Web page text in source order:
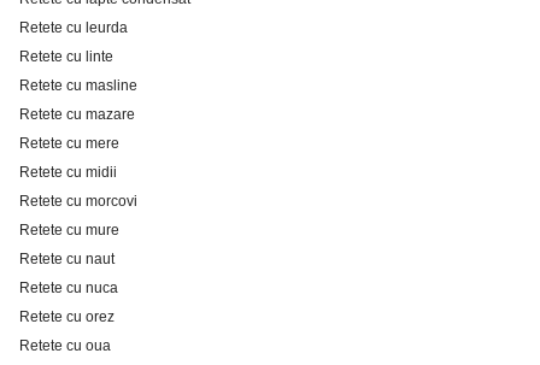
Retete cu leurda
Retete cu linte
Retete cu masline
Retete cu mazare
Retete cu mere
Retete cu midii
Retete cu morcovi
Retete cu mure
Retete cu naut
Retete cu nuca
Retete cu orez
Retete cu oua